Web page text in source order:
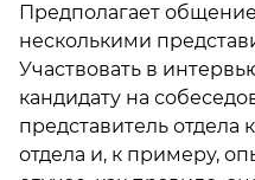
Предполагает
несколькими
Участвовать в
кандидату на
представитель отдела
отдела и, к примеру,